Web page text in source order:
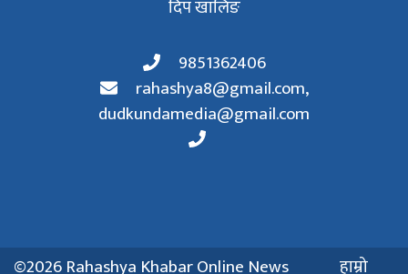
दिप खालिङ
9851362406
rahashya8@gmail.com,
dudkundamedia@gmail.com
©2026 Rahashya Khabar Online News हाम्रो